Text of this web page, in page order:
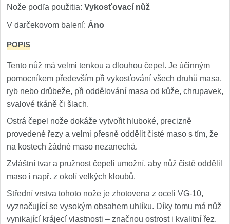
Ostřiče nožů V-Sharp
Brúsky na nože
Doplnky a diely
Dopredaj
Nože podľa použitia: Vykosťovací nůž
V darčekovom balení: Áno
POPIS
Tento nůž má velmi tenkou a dlouhou čepel. Je účinným
pomocníkem především při vykosťování všech druhů masa,
ryb nebo drůbeže, při oddělování masa od kůže, chrupavek,
svalové tkáně či šlach.
Ostrá čepel nože dokáže vytvořit hluboké, precizně
provedené řezy a velmi přesně oddělit čisté maso s tím, že
na kostech žádné maso nezanechá.
Zvláštní tvar a pružnost čepeli umožní, aby nůž čistě oddělil
maso i např. z okolí velkých kloubů.
Střední vrstva tohoto nože je zhotovena z oceli VG-10,
vyznačující se vysokým obsahem uhlíku. Díky tomu má nůž
vynikající krájecí vlastnosti – značnou ostrost i kvalitní řez.